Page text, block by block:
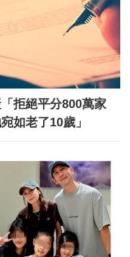
拒絕平分800萬家
如老了10歲」